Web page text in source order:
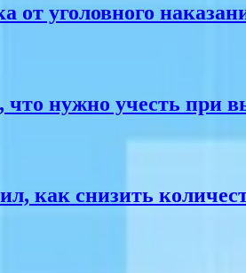
от уголовного
что нужно учесть при
как снизить